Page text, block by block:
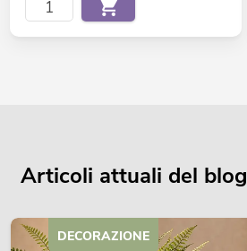
Articoli attuali del blog
DECORAZIONE